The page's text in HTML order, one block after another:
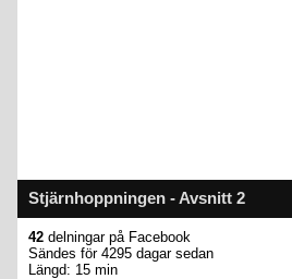
Stjärnhoppningen - Avsnitt 2
42 delningar på Facebook
Sändes för 4295 dagar sedan
Längd: 15 min